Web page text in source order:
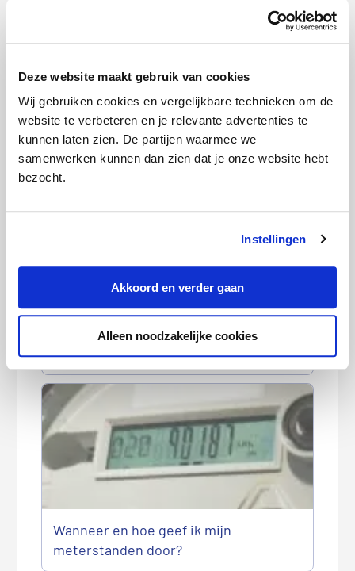
Deze website maakt gebruik van cookies
Wij gebruiken cookies en vergelijkbare technieken om de
website te verbeteren en je relevante advertenties te
kunnen laten zien. De partijen waarmee we
samenwerken kunnen dan zien dat je onze website hebt
bezocht.
Instellingen
Akkoord en verder gaan
Alleen noodzakelijke cookies
Goedkoopste energieleverancier
augustus 2026
Gasprijs bereikt hoogste niveau in 3,5
jaar: loont overstappen nog?
Wanneer en hoe geef ik mijn
meterstanden door?